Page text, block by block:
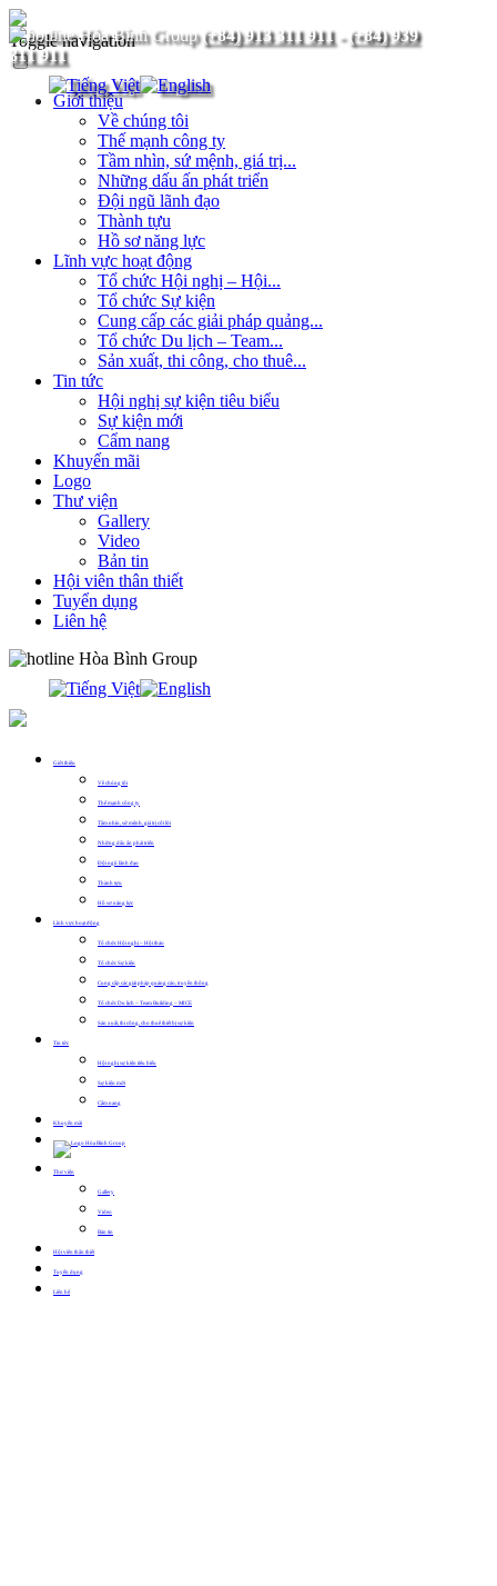
(+84) 913 311 911- (+84) 939
311 911
Toggle navigation
Giới thiệu
Về chúng tôi
Thế mạnh công ty
Tầm nhìn, sứ mệnh, giá trị...
Những dấu ấn phát triển
Đội ngũ lãnh đạo
Thành tựu
Hồ sơ năng lực
Lĩnh vực hoạt động
Tổ chức Hội nghị – Hội...
Tổ chức Sự kiện
Cung cấp các giải pháp quảng...
Tổ chức Du lịch – Team...
Sản xuất, thi công, cho thuê...
Tin tức
Hội nghị sự kiện tiêu biểu
Sự kiện mới
Cẩm nang
Khuyến mãi
Logo
Thư viện
Gallery
Video
Bản tin
Hội viên thân thiết
Tuyển dụng
Liên hệ
Giới thiệu
Về chúng tôi
Thế mạnh công ty
Tầm nhìn, sứ mệnh, giá trị cốt lõi
Những dấu ấn phát triển
Đội ngũ lãnh đạo
Thành tựu
Hồ sơ năng lực
Lĩnh vực hoạt động
Tổ chức Hội nghị – Hội thảo
Tổ chức Sự kiện
Cung cấp các giải pháp quảng cáo, truyền thông
Tổ chức Du lịch – Team Building – MICE
Sản xuất, thi công, cho thuê thiết bị sự kiện
Tin tức
Hội nghị sự kiện tiêu biểu
Sự kiện mới
Cẩm nang
Khuyến mãi
Thư viện
Gallery
Video
Bản tin
Hội viên thân thiết
Tuyển dụng
Liên hệ